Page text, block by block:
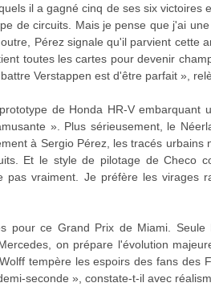
il a gagné cinq de ses six victoires
de circuits. Mais je pense que j'ai
Pérez signale qu'il parvient cette
toutes les cartes pour devenir
Verstappen est d'être parfait »,
de Honda HR-V embarquant
». Plus sérieusement, le
à Sergio Pérez, les tracés urbains
Et le style de pilotage de Checo
pas vraiment. Je préfère les virages
pour ce Grand Prix de Miami. Seule
on prépare l'évolution
tempère les espoirs des fans des
seconde », constate-t-il avec